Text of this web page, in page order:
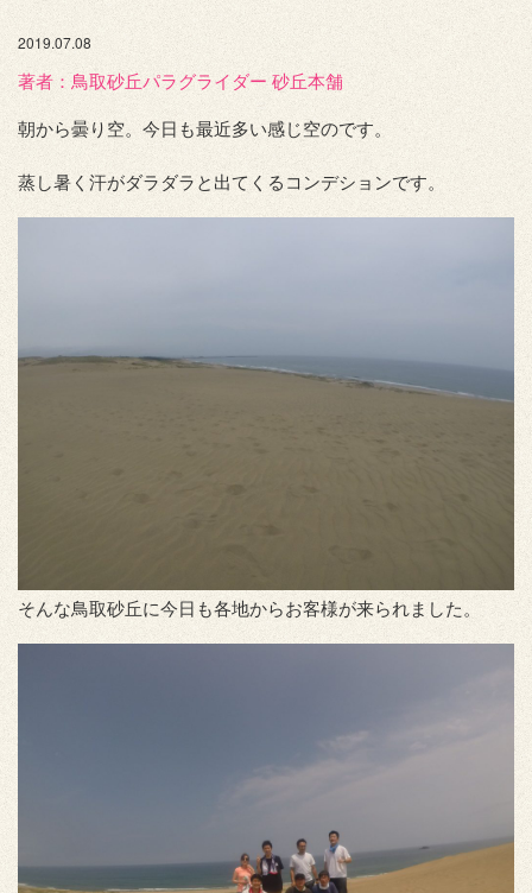
2019.07.08
著者：️鳥取砂丘パラグライダー 砂丘本舗
朝から曇り空。今日も最近多い感じ空のです。
蒸し暑く汗がダラダラと出てくるコンデションです。
そんな鳥取砂丘に今日も各地からお客様が来られました。